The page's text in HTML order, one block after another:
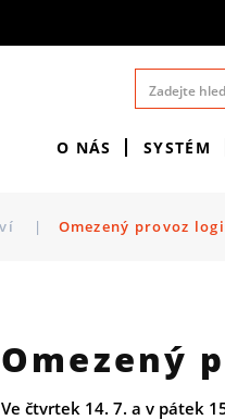
O NÁS SYSTÉM
| Omezený provoz
Omezený
Ve čtvrtek 14. 7. a v pátek